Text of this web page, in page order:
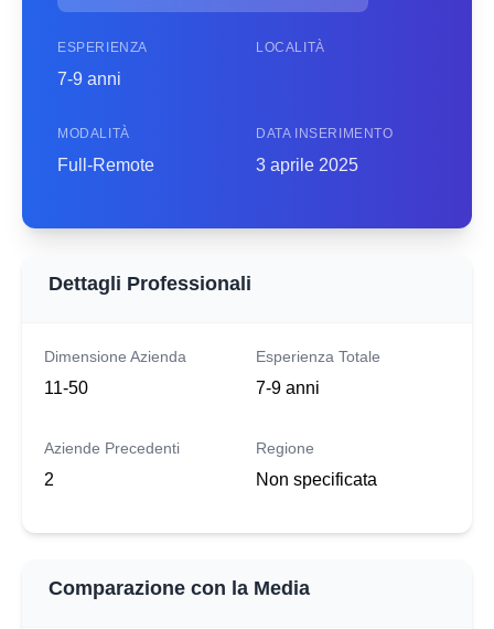
ESPERIENZA
7-9 anni
LOCALITÀ
MODALITÀ
Full-Remote
DATA INSERIMENTO
3 aprile 2025
Dettagli Professionali
Dimensione Azienda
11-50
Esperienza Totale
7-9 anni
Aziende Precedenti
2
Regione
Non specificata
Comparazione con la Media